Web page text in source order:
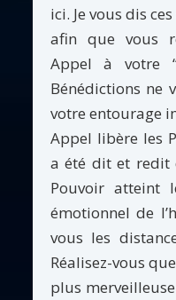
ici. Je vous dis
afin que vous
Appel à votre
Bénédictions ne
votre entourage
Appel libère les
a été dit et redit
Pouvoir atteint
émotionnel de
vous les
Réalisez-vous
plus